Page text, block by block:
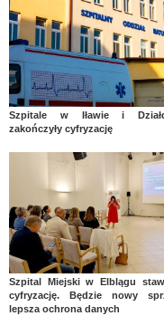
Szpitale w Iławie i
zakończyły cyfryzację
Szpital Miejski w Elblągu
cyfryzację. Będzie nowy
lepsza ochrona danych